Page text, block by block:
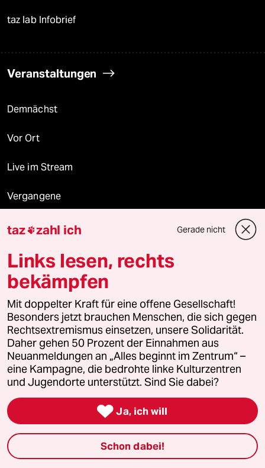
taz lab Infobrief
Veranstaltungen
Demnächst
Vor Ort
Live im Stream
Vergangene
taz lab 2027
Mehr taz Lesestoff
taz Blogs
taz FUTURZWEI
Le Monde diplomatique
taz Archiv
Mehr taz Angebote
taz zahl ich Gerade nicht
Links lesen, rechts
bekämpfen
Mit doppelter Kraft für eine offene Gesellschaft!
Besonders jetzt brauchen Menschen, die sich gegen
Rechtsextremismus einsetzen, unsere Solidarität.
Daher gehen 50 Prozent der Einnahmen aus
Neuanmeldungen an „Alles beginnt im Zentrum“ –
eine Kampagne, die bedrohte linke Kulturzentren
und Jugendorte unterstützt. Sind Sie dabei?
 Ja, ich will
Schon dabei!